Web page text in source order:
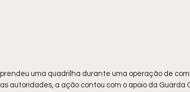
uma quadrilha durante uma operação de
autoridades, a ação contou com o apoio da Guarda